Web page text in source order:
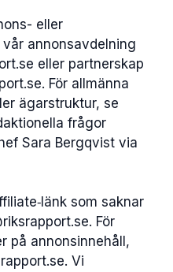
eller
annonsavdelning
eller partnerskap
För allmänna
ägarstruktur, se
frågor
Sara Bergqvist via
som saknar
För
på annonsinnehåll,
Vi